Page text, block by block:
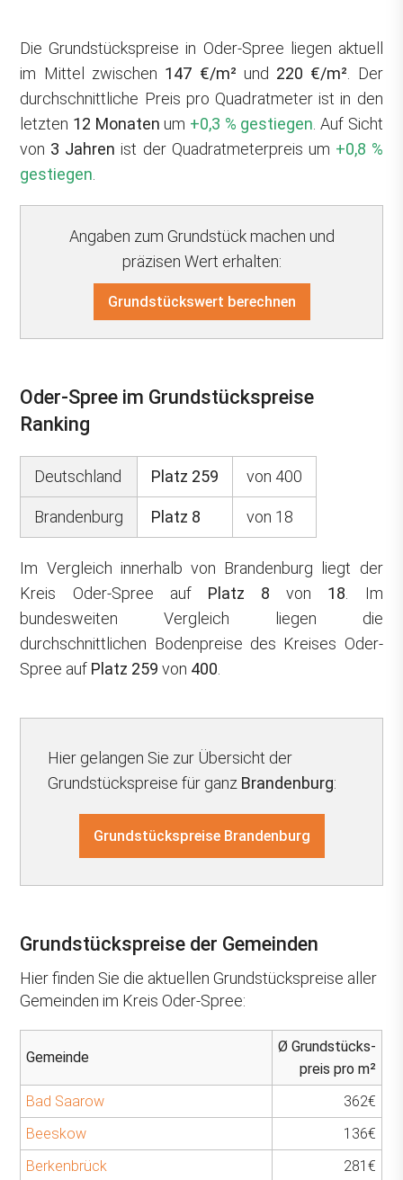
Die Grundstückspreise in Oder-Spree liegen aktuell
im Mittel zwischen 147 €/m² und 220 €/m² . Der
durchschnittliche Preis pro Quadratmeter ist in den
letzten 12 Monaten um +0,3 % gestiegen . Auf Sicht
von 3 Jahren ist der Quadratmeterpreis um +0,8 %
gestiegen
Angaben zum Grundstück machen und
präzisen Wert erhalten:
Grundstückswert berechnen
Oder-Spree im Grundstückspreise
Ranking
Deutschland Platz 259 von 400
Brandenburg Platz 8 von 18
Im Vergleich innerhalb von Brandenburg liegt der
Kreis Oder-Spree auf Platz 8 von 18 . Im
bundesweiten Vergleich liegen die
durchschnittlichen Bodenpreise des Kreises Oder-
Spree auf Platz 259 von 400
Hier gelangen Sie zur Übersicht der
Grundstückspreise für ganz Brandenburg:
Grundstückspreise Brandenburg
Grundstückspreise der Gemeinden
Hier finden Sie die aktuellen Grundstückspreise aller
Gemeinden im Kreis Oder-Spree:
Gemeinde
Ø Grundstücks-
preis pro m²
Bad Saarow
362€
Beeskow
136€
Berkenbrück
281€